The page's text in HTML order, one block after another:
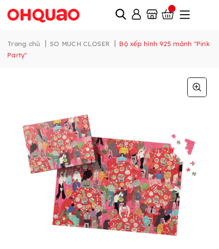
Trang chủ | SO MUCH CLOSER | Bộ xếp hình 925 mảnh "Pink
Party"